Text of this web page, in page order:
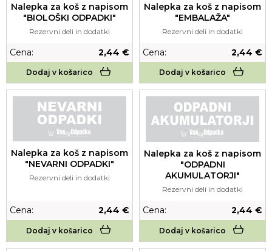
Nalepka za koš z napisom
"BIOLOŠKI ODPADKI"
Rezervni deli in dodatki
Cena: 2,44 €
Dodaj v košarico
Nalepka za koš z napisom
"EMBALAŽA"
Rezervni deli in dodatki
Cena: 2,44 €
Dodaj v košarico
Nalepka za koš z napisom
"NEVARNI ODPADKI"
Rezervni deli in dodatki
Cena: 2,44 €
Dodaj v košarico
Nalepka za koš z napisom
"ODPADNI
AKUMULATORJI"
Rezervni deli in dodatki
Cena: 2,44 €
Dodaj v košarico